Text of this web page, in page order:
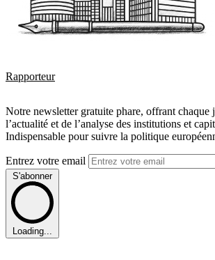
Rapporteur
Notre newsletter gratuite phare, offrant chaque
l’actualité et de l’analyse des institutions et
Indispensable pour suivre la politique
Entrez votre email
S'abonner
Loading...